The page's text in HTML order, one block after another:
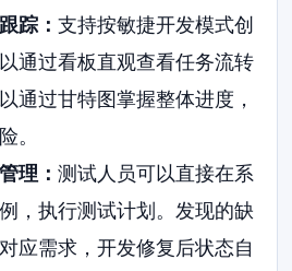
踪： 支持按敏捷开发模式创
通过看板直观查看任务流转
通过甘特图掌握整体进度，
。
理： 测试人员可以直接在系
，执行测试计划。发现的缺
应需求，开发修复后状态自